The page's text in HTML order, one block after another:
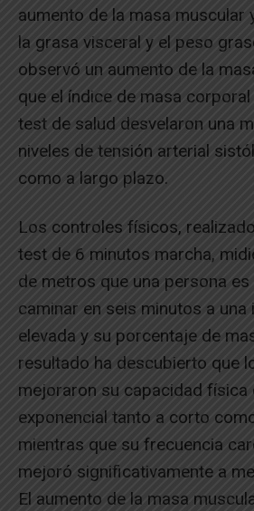
aumento de la masa muscular
la grasa visceral y el peso
observó un aumento de la
que el índice de masa
test de salud desvelaron una
niveles de tensión arterial
como a largo plazo.
Los controles físicos,
test de 6 minutos marcha,
de metros que una persona
caminar en seis minutos a una
elevada y su porcentaje de
resultado ha descubierto que
mejoraron su capacidad física
exponencial tanto a corto
mientras que su frecuencia
mejoró significativamente a
El aumento de la masa